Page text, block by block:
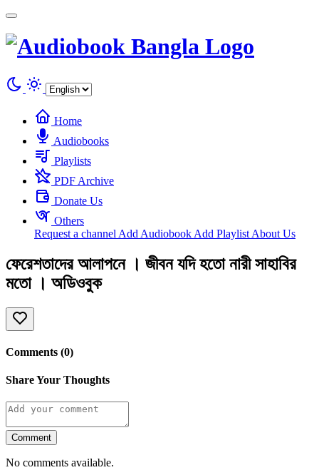
Home
Audiobooks
Playlists
PDF Archive
Donate Us
Others
Request a channel Add Audiobook Add Playlist About Us
ফেরেশতাদের আলাপনে । জীবন যদি হতো নারী সাহাবির
মতো । অডিওবুক
Comments (0)
Share Your Thoughts
Comment
No comments available.